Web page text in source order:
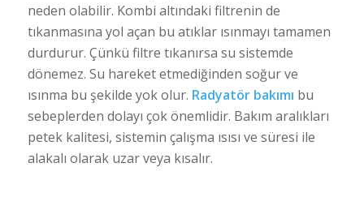
neden olabilir. Kombi altındaki filtrenin de
tıkanmasına yol açan bu atıklar ısınmayı tamamen
durdurur. Çünkü filtre tıkanırsa su sistemde
dönemez. Su hareket etmediğinden soğur ve
ısınma bu şekilde yok olur. Radyatör bakımı bu
sebeplerden dolayı çok önemlidir. Bakım aralıkları
petek kalitesi, sistemin çalışma ısısı ve süresi ile
alakalı olarak uzar veya kısalır.